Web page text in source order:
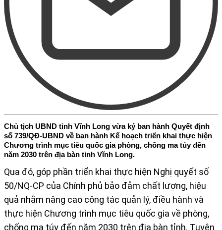
Chủ tịch UBND tỉnh Vĩnh Long vừa ký ban hành Quyết định
số 739/QĐ-UBND về ban hành Kế hoạch triển khai thực hiện
Chương trình mục tiêu quốc gia phòng, chống ma túy đến
năm 2030 trên địa bàn tỉnh Vĩnh Long.
Qua đó, góp phần triển khai thực hiện Nghị quyết số
50/NQ-CP của Chính phủ bảo đảm chất lượng, hiệu
quả nhằm nâng cao công tác quản lý, điều hành và
thực hiện Chương trình mục tiêu quốc gia về phòng,
chống ma túy đến năm 2030 trên địa bàn tỉnh. Tuyên